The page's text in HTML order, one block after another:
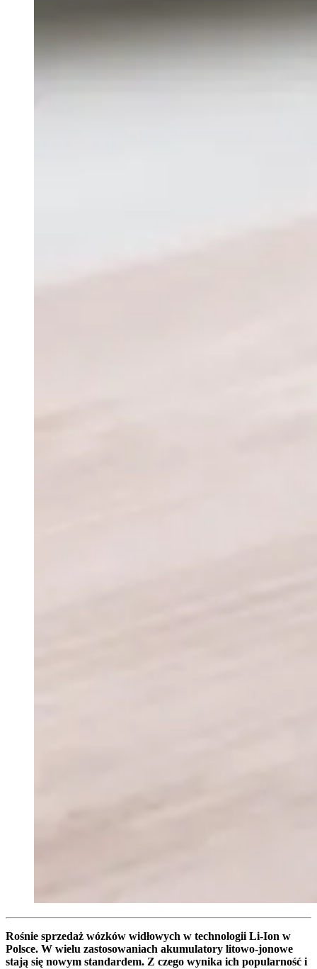
Rośnie sprzedaż wózków widłowych w technologii Li-Ion w
Polsce. W wielu zastosowaniach akumulatory litowo-jonowe
stają się nowym standardem. Z czego wynika ich popularność i